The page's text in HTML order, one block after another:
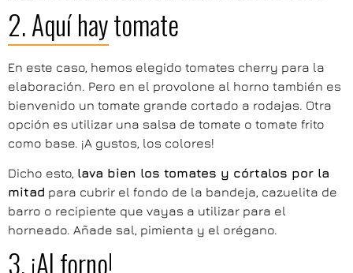
2. Aquí hay tomate
En este caso, hemos elegido tomates cherry para la
elaboración. Pero en el provolone al horno también es
bienvenido un tomate grande cortado a rodajas. Otra
opción es utilizar una salsa de tomate o tomate frito
como base. ¡A gustos, los colores!
Dicho esto, lava bien los tomates y córtalos por la
mitad para cubrir el fondo de la bandeja, cazuelita de
barro o recipiente que vayas a utilizar para el
horneado. Añade sal, pimienta y el orégano.
3. ¡Al forno!